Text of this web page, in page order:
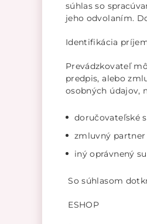
súhlas so
jeho odvolaním.
Identifikácia
Prevádzkovateľ
predpis, alebo
osobných údajov,
doručovateľské
zmluvný
iný oprávnený
So súhlasom
ESHOP